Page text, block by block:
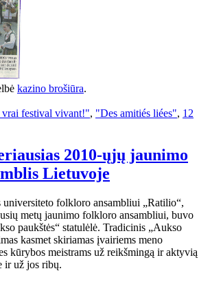
kazino brošiūra.
festival vivant!", "Des amitiés liées", 12
2010-ųjų jaunimo
Lietuvoje
folkloro ansambliui „Ratilio“,
metų jaunimo folkloro ansambliui, buvo
paukštės“ statulėlė. Tradicinis „Aukso
kasmet skiriamas įvairiems meno
kūrybos meistrams už reikšmingą ir aktyvią
ir už jos ribų.